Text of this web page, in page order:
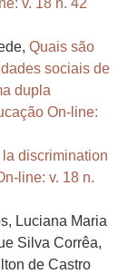
v. 18 n. 42
Quais são
sociais de
dupla
On-line:
la discrimination
line: v. 18 n.
Luciana Maria
Silva Corrêa,
de Castro